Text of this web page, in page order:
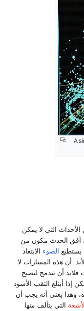
A
التي لا يمكن
أي أفق الحدث مكون من
يستطيع الضوء الابتعاد
أن هذه المسارات لا
أن تندمج لتصبح
أبتلع الثقب الأسود
وهذا يعني أنه يجب أن
التي يتألف منها